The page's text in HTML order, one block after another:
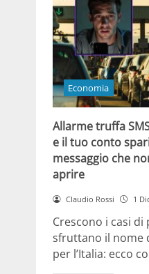
Economia
Allarme truffa
e il tuo conto
messaggio che
aprire
Claudio Rossi 1
Crescono i casi di
sfruttano il nome
per l’Italia: ecco